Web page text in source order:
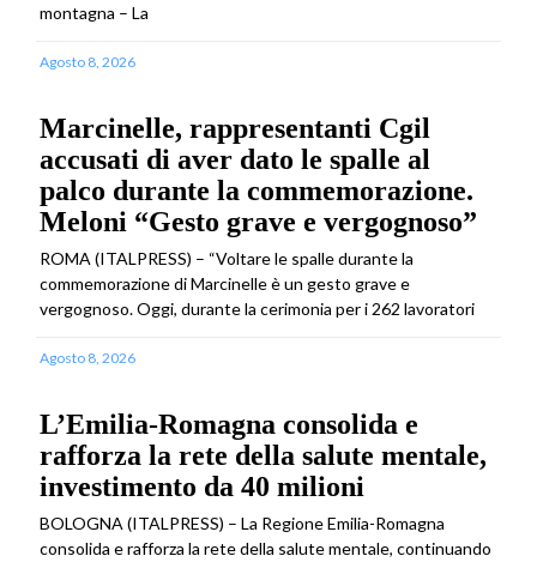
montagna – La
Agosto 8, 2026
Marcinelle, rappresentanti Cgil
accusati di aver dato le spalle al
palco durante la commemorazione.
Meloni “Gesto grave e vergognoso”
ROMA (ITALPRESS) – “Voltare le spalle durante la
commemorazione di Marcinelle è un gesto grave e
vergognoso. Oggi, durante la cerimonia per i 262 lavoratori
Agosto 8, 2026
L’Emilia-Romagna consolida e
rafforza la rete della salute mentale,
investimento da 40 milioni
BOLOGNA (ITALPRESS) – La Regione Emilia-Romagna
consolida e rafforza la rete della salute mentale, continuando